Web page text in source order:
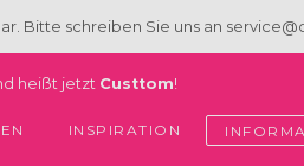
Bitte schreiben Sie uns an
heißt jetzt Custtom!
INSPIRATION